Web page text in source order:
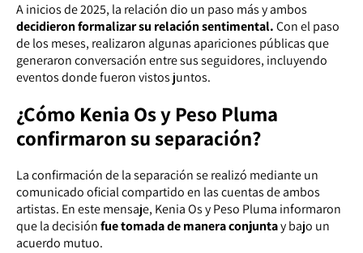
A inicios de 2025, la relación dio un paso más y ambos
decidieron formalizar su relación sentimental.Con el paso
de los meses, realizaron algunas apariciones públicas que
generaron conversación entre sus seguidores, incluyendo
eventos donde fueron vistos juntos.
¿Cómo Kenia Os y Peso Pluma
confirmaron su separación?
La confirmación de la separación se realizó mediante un
comunicado oficial compartido en las cuentas de ambos
artistas. En este mensaje, Kenia Os y Peso Pluma informaron
que la decisiónfue tomada de manera conjuntay bajo un
acuerdo mutuo.